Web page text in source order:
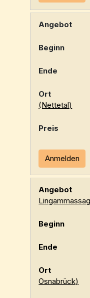
(Nettetal)
Anmelden
Osnabrück)